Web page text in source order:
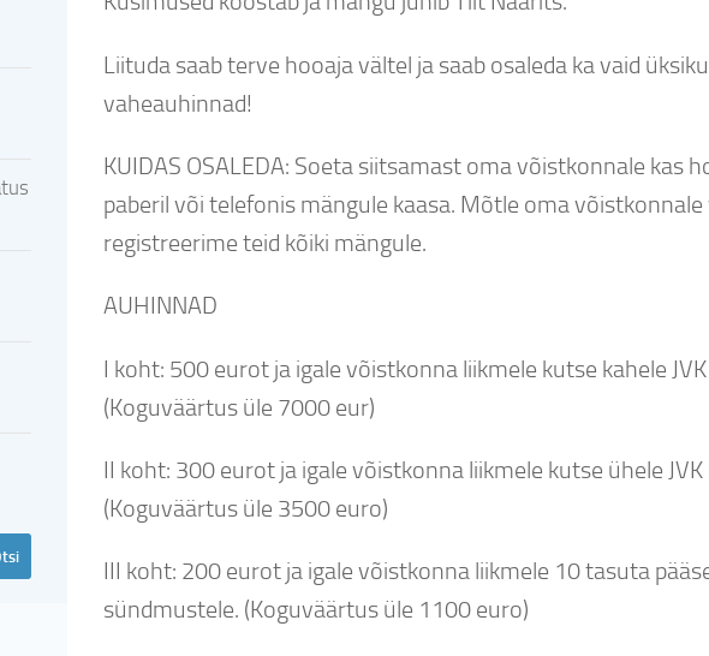
Liituda saab terve hooaja vältel ja saab osaleda ka vaid
vaheauhinnad!
KUIDAS OSALEDA: Soeta siitsamast oma võistkonnale kas
paberil või telefonis mängule kaasa. Mõtle oma
registreerime teid kõiki mängule.
AUHINNAD
I koht: 500 eurot ja igale võistkonna liikmele kutse kahele
(Koguväärtus üle 7000 eur)
II koht: 300 eurot ja igale võistkonna liikmele kutse ühele
(Koguväärtus üle 3500 euro)
III koht: 200 eurot ja igale võistkonna liikmele 10 tasuta
sündmustele. (Koguväärtus üle 1100 euro)